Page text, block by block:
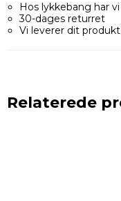
Hos lykkebang har
30-dages returret
Vi leverer dit
Relaterede